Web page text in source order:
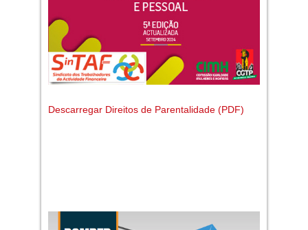
Descarregar Direitos de Parentalidade (PDF)